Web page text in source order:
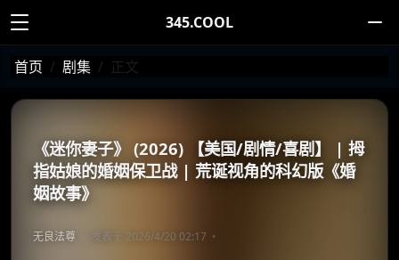
345.COOL
首页 剧集 正文
《迷你妻子》 (2026) 【美国/剧情/喜剧】 | 拇
指姑娘的婚姻保卫战 | 荒诞视角的科幻版《婚
姻故事》
无良法尊 发表于 2026/4/20 02:17